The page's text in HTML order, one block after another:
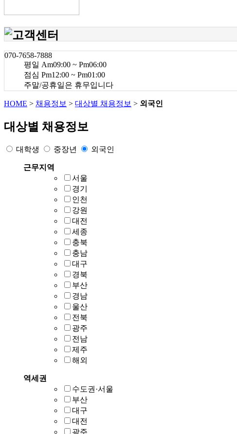
070-7658-7888
평일 Am09:00 ~ Pm06:00
점심 Pm12:00 ~ Pm01:00
주말/공휴일은 휴무입니다
HOME > 채용정보 > 대상별 채용정보 > 외국인
대상별 채용정보
대학생 중장년 외국인
근무지역
서울
경기
인천
강원
대전
세종
충북
충남
대구
경북
부산
경남
울산
전북
광주
전남
제주
해외
역세권
수도권·서울
부산
대구
대전
광주